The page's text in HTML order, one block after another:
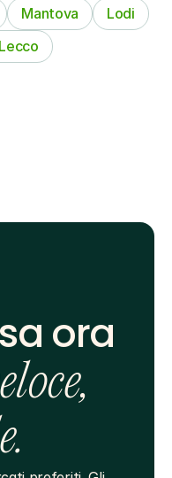
Mantova
Lodi
Lecco
ora